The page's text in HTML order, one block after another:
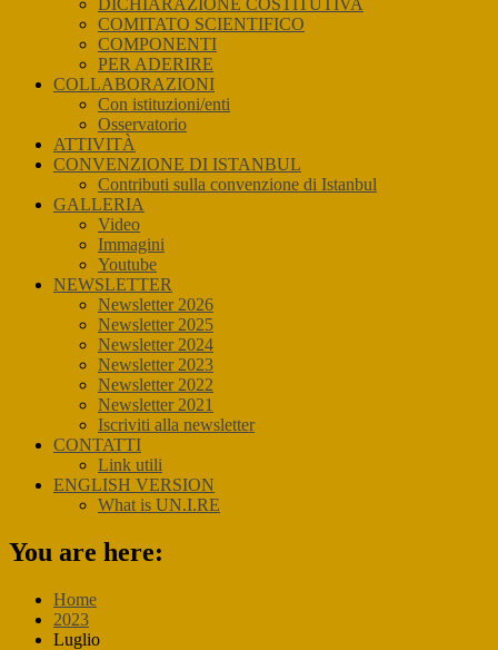
DICHIARAZIONE COSTITUTIVA
COMITATO SCIENTIFICO
COMPONENTI
PER ADERIRE
COLLABORAZIONI
Con istituzioni/enti
Osservatorio
ATTIVITÀ
CONVENZIONE DI ISTANBUL
Contributi sulla convenzione di Istanbul
GALLERIA
Video
Immagini
Youtube
NEWSLETTER
Newsletter 2026
Newsletter 2025
Newsletter 2024
Newsletter 2023
Newsletter 2022
Newsletter 2021
Iscriviti alla newsletter
CONTATTI
Link utili
ENGLISH VERSION
What is UN.I.RE
You are here:
Home
2023
Luglio